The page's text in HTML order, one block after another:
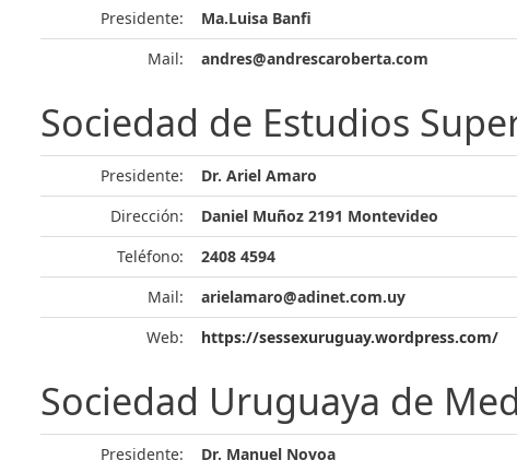
Presidente:
Ma.Luisa Banfi
Mail:
andres@andrescaroberta.com
Sociedad de Estudios
Presidente:
Dr. Ariel Amaro
Dirección:
Daniel Muñoz 2191 Montevideo
Teléfono:
2408 4594
Mail:
arielamaro@adinet.com.uy
Web:
https://sessexuruguay.wordpress.com/
Sociedad Uruguaya de
Presidente:
Dr. Manuel Novoa